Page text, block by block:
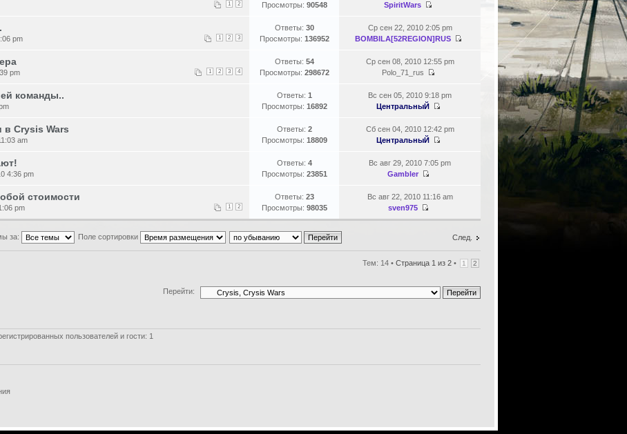
1 2
Просмотры: 90548
SpiritWars
1 2 3
pm
Ответы: 30
Просмотры: 136952
Ср сен 22, 2010 2:05 pm
BOMBILA[52REGION]RUS
1 2 3 4
pm
Ответы: 54
Просмотры: 298672
Ср сен 08, 2010 12:55 pm
Polo_71_rus
команды.. Ответы: 1
Просмотры: 16892
Вс сен 05, 2010 9:18 pm
ЦентральныЙ
в Crysis Wars
am
Ответы: 2
Просмотры: 18809
Сб сен 04, 2010 12:42 pm
ЦентральныЙ
4:36 pm
Ответы: 4
Просмотры: 23851
Вс авг 29, 2010 7:05 pm
Gambler
стоимости
1 2
pm
Ответы: 23
Просмотры: 98035
Вс авг 22, 2010 11:16 am
sven975
След.
за: Поле сортировки
Тем: 14 • Страница 1 из 2 • 1 2
Перейти:
пользователей и гости: 1